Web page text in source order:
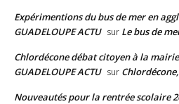
Expérimentions du bus de mer en
GUADELOUPE ACTU sur Le bus de
Chlordécone débat citoyen à la
GUADELOUPE ACTU sur
Nouveautés pour la rentrée scolaire